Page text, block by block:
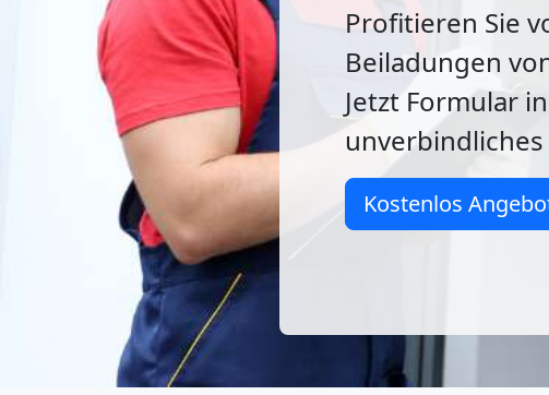
Profitieren Sie
Beiladungen
Jetzt Formular
Kostenlos